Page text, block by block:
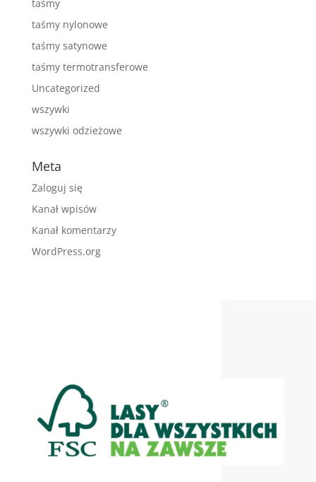
taśmy
taśmy nylonowe
taśmy satynowe
taśmy termotransferowe
Uncategorized
wszywki
wszywki odzieżowe
Meta
Zaloguj się
Kanał wpisów
Kanał komentarzy
WordPress.org